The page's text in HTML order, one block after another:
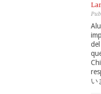
い